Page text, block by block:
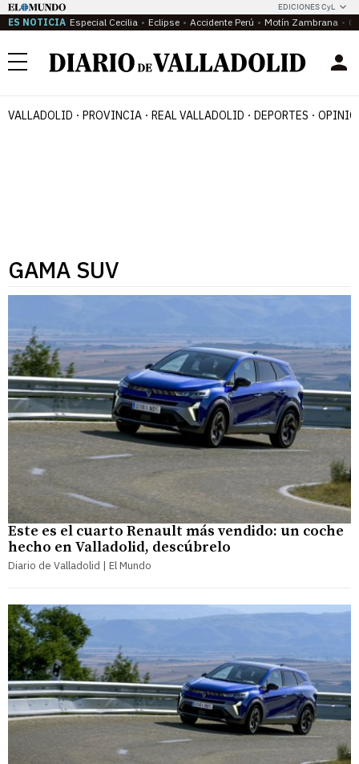
EDICIONES CyL
ES NOTICIA Especial Cecilia Eclipse Accidente Perú Motín Zambrana
Menú
VALLADOLID PROVINCIA REAL VALLADOLID DEPORTES
GAMA SUV
Este es el cuarto Renault más vendido: un coche
hecho en Valladolid, descúbrelo
Diario de Valladolid | El Mundo